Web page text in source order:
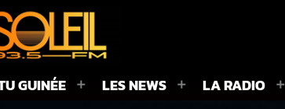
GUINÉE LES NEWS LA RADIO